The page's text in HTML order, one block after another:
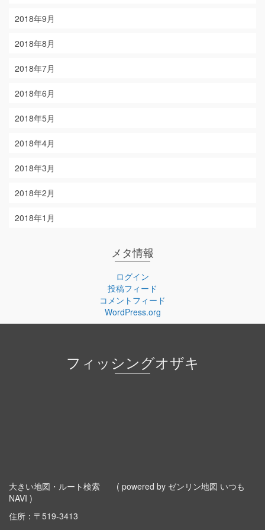
2018年9月
2018年8月
2018年7月
2018年6月
2018年5月
2018年4月
2018年3月
2018年2月
2018年1月
メタ情報
ログイン
投稿フィード
コメントフィード
WordPress.org
フィッシングオザキ
大きい地図・ルート検索
( powered by ゼンリン地図 いつも
NAVI )
住所：〒519-3413